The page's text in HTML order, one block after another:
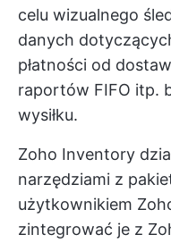
celu wizualnego
danych
płatności od
raportów FIFO itp.
wysiłku.
Zoho Inventory
narzędziami z
użytkownikiem
zintegrować je z